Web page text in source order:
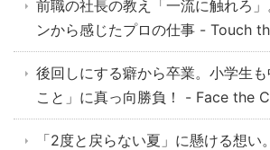
前職の社長の教え「一流に触れろ
ンから感じたプロの仕事 - Touch
後回しにする癖から卒業。小学生
こと」に真っ向勝負！ - Face the
「2度と戻らない夏」に懸ける想い